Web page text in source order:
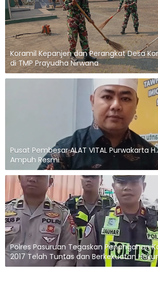
Koramil Kepanjen dan Perangkat Desa
di TMP Prayudha Nirwana
Pusat Pembesar ALAT VITAL Purwakarta
Ampuh Resmi
Polres Pasuruan Tegaskan Penanganan
2017 Telah Tuntas dan Berkekuatan